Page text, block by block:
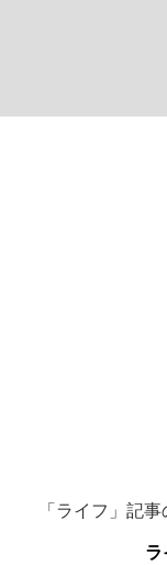
「ライフ」記
ラ